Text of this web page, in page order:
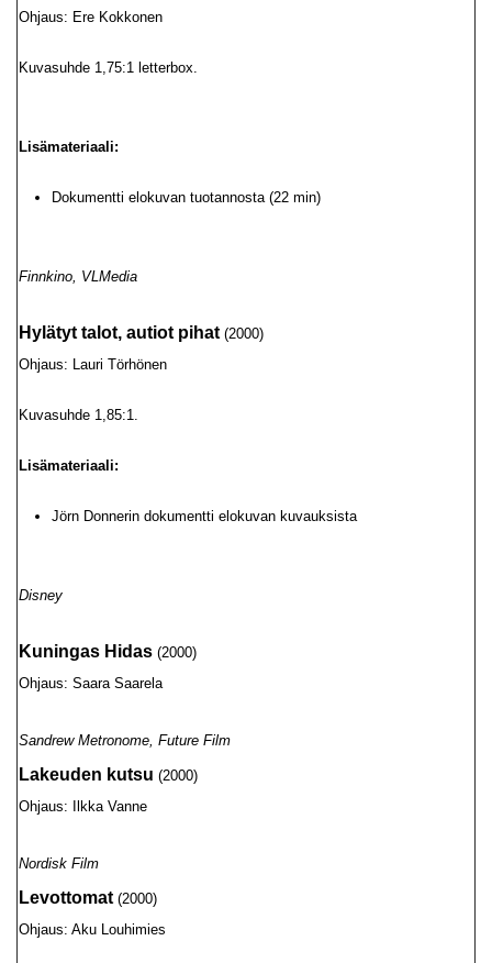
Ohjaus: Ere Kokkonen
Kuvasuhde 1,75:1 letterbox.
Lisämateriaali:
Dokumentti elokuvan tuotannosta (22 min)
Finnkino, VLMedia
Hylätyt talot, autiot pihat(2000)
Ohjaus: Lauri Törhönen
Kuvasuhde 1,85:1.
Lisämateriaali:
Jörn Donnerin dokumentti elokuvan kuvauksista
Disney
Kuningas Hidas (2000)
Ohjaus: Saara Saarela
Sandrew Metronome, Future Film
Lakeuden kutsu (2000)
Ohjaus: Ilkka Vanne
Nordisk Film
Levottomat(2000)
Ohjaus: Aku Louhimies